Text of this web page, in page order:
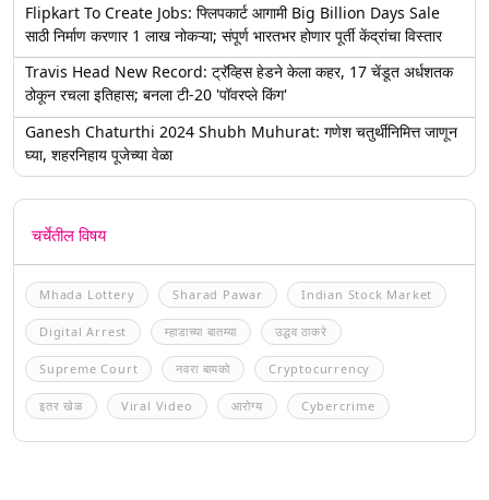
Flipkart To Create Jobs: फ्लिपकार्ट आगामी Big Billion Days Sale
साठी निर्माण करणार 1 लाख नोकऱ्या; संपूर्ण भारतभर होणार पूर्ती केंद्रांचा विस्तार
Travis Head New Record: ट्रॅव्हिस हेडने केला कहर, 17 चेंडूत अर्धशतक
ठोकून रचला इतिहास; बनला टी-20 'पॉवरप्ले किंग'
Ganesh Chaturthi 2024 Shubh Muhurat: गणेश चतुर्थीनिमित्त जाणून
घ्या, शहरनिहाय पूजेच्या वेळा
चर्चेतील विषय
Mhada Lottery Sharad Pawar Indian Stock Market
Digital Arrest म्हाडाच्या बातम्या उद्धव ठाकरे
Supreme Court नवरा बायको Cryptocurrency
इतर खेळ Viral Video आरोग्य Cybercrime